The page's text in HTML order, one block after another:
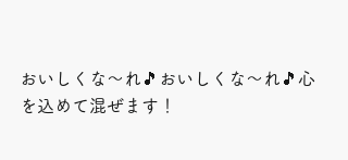
おいしくな～れ🎵おいしくな～れ🎵心
を込めて混ぜます！